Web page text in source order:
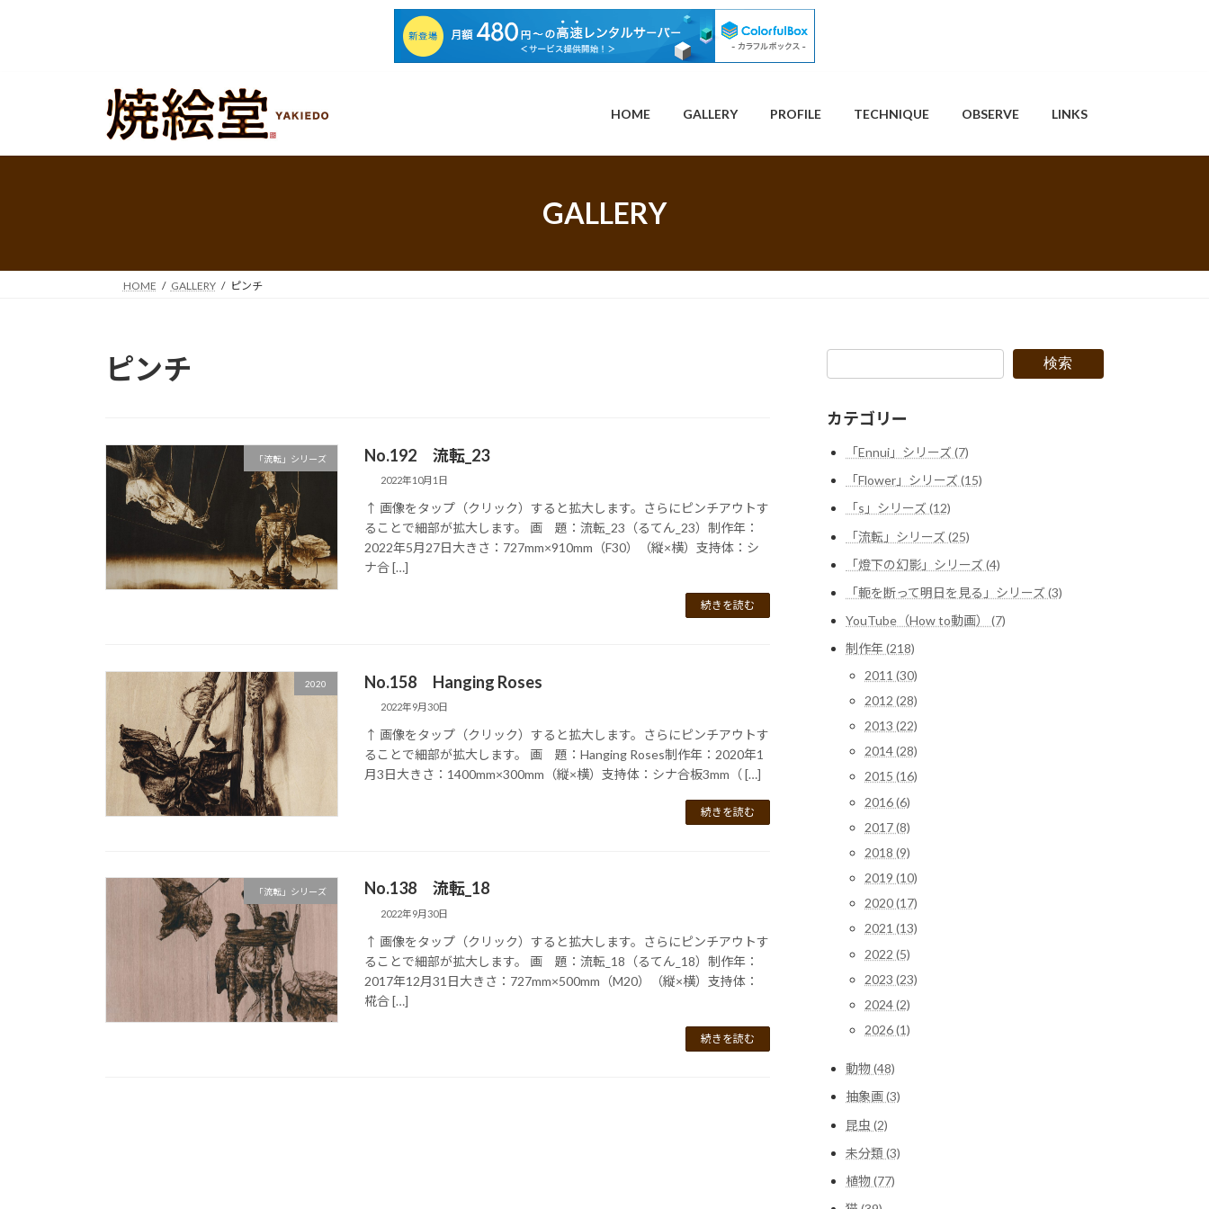
プ
動
HOME GALLERY PROFILE TECHNIQUE OBSERVE LINKS
GALLERY
HOME GALLERY ピンチ
ピンチ
「流転」シリーズ No.192 流転_23
2022年10月1日
↑ 画像をタップ（クリック）すると拡大します。さらにピンチアウトす
ることで細部が拡大します。 画 題：流転_23（るてん_23）制作年：
2022年5月27日大きさ：727mm×910mm（F30）（縦×横）支持体：シ
ナ合 […]
続きを読む
2020 No.158 Hanging Roses
2022年9月30日
↑ 画像をタップ（クリック）すると拡大します。さらにピンチアウトす
ることで細部が拡大します。 画 題：Hanging Roses制作年：2020年1
月3日大きさ：1400mm×300mm（縦×横）支持体：シナ合板3mm（ […]
続きを読む
「流転」シリーズ No.138 流転_18
2022年9月30日
↑ 画像をタップ（クリック）すると拡大します。さらにピンチアウトす
ることで細部が拡大します。 画 題：流転_18（るてん_18）制作年：
2017年12月31日大きさ：727mm×500mm（M20）（縦×横）支持体：
椛合 […]
続きを読む
検索
カテゴリー
「Ennui」シリーズ (7)
「Flower」シリーズ (15)
「s」シリーズ (12)
「流転」シリーズ (25)
「燈下の幻影」シリーズ (4)
「軛を断って明日を見る」シリーズ (3)
YouTube（How to動画） (7)
制作年 (218)
2011 (30)
2012 (28)
2013 (22)
2014 (28)
2015 (16)
2016 (6)
2017 (8)
2018 (9)
2019 (10)
2020 (17)
2021 (13)
2022 (5)
2023 (23)
2024 (2)
2026 (1)
動物 (48)
抽象画 (3)
昆虫 (2)
未分類 (3)
植物 (77)